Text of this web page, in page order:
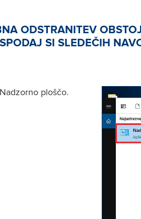
ODSTRANITEV
SI SLEDEČIH
ploščo.